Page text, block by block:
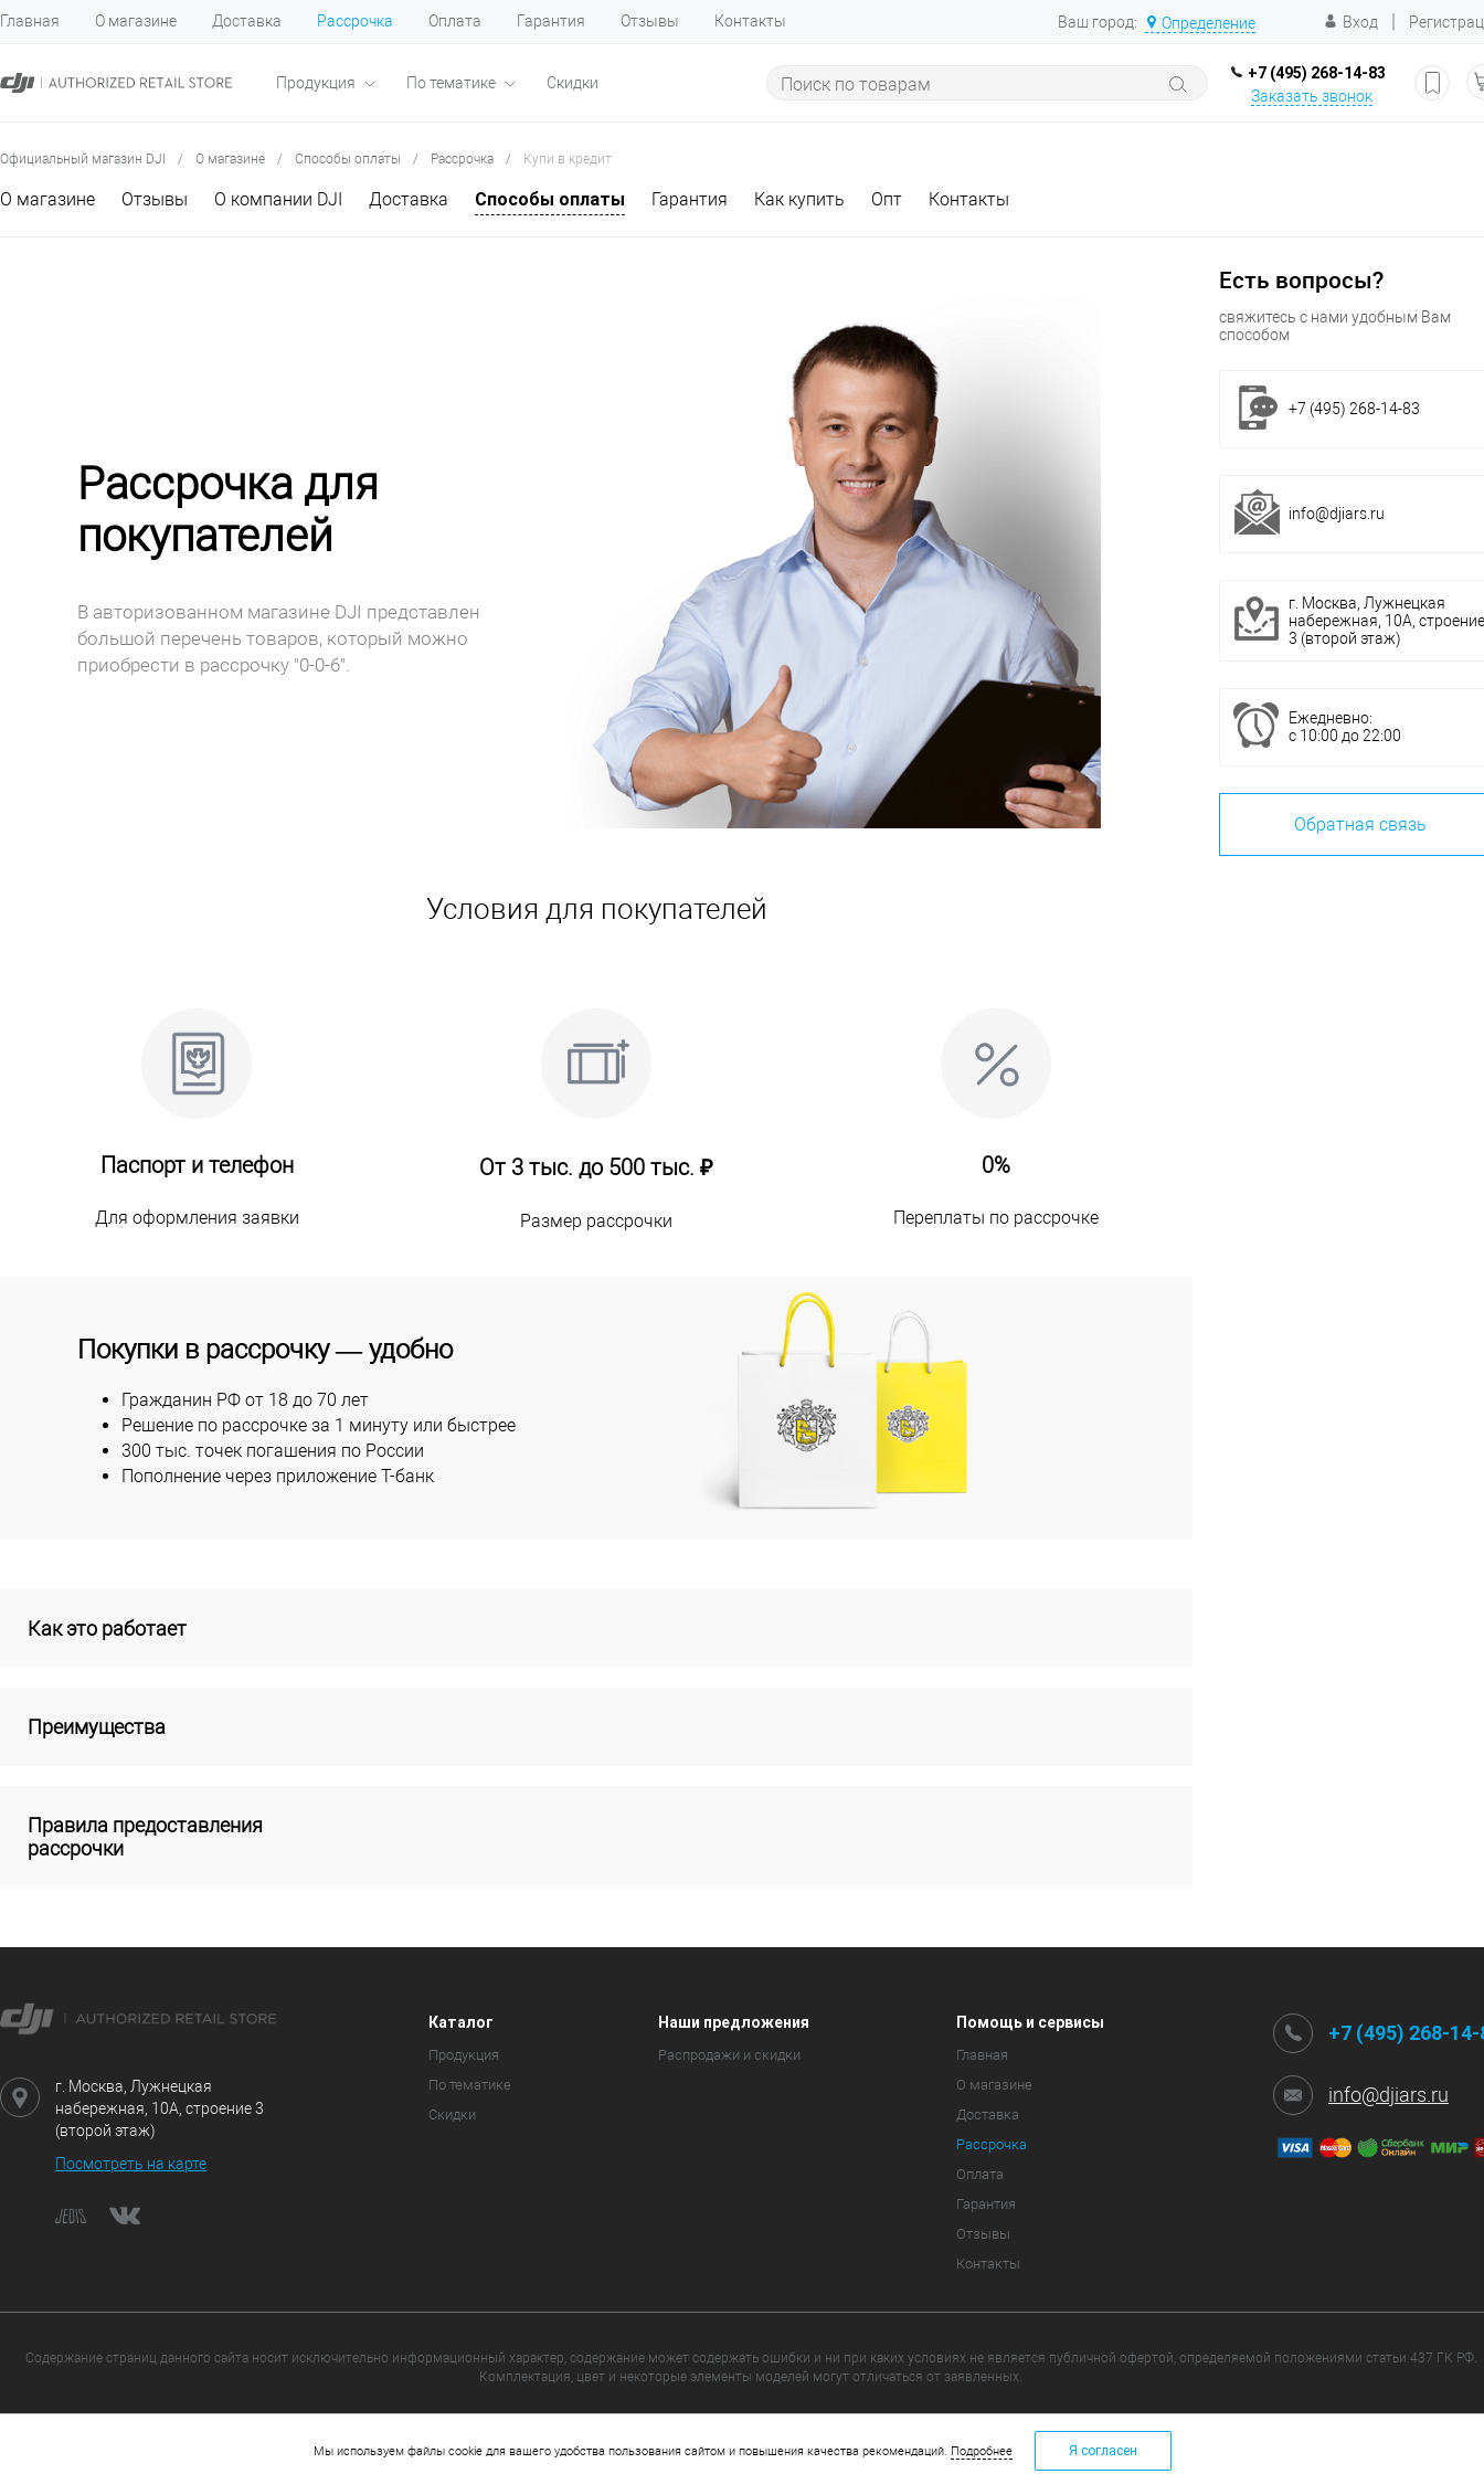
Главная О магазине Доставка Рассрочка Оплата Гарантия Отзывы Контакты Ваш город: Определение Вход |
Продукция По тематике Скидки
+7 (495) 268-14-83
Заказать звонок
Официальный магазин DJI / О магазине / Способы оплаты / Рассрочка / Купи в кредит
О магазине Отзывы О компании DJI Доставка Способы оплаты Гарантия Как купить Опт Контакты
Рассрочка для
покупателей
В авторизованном магазине DJI представлен
большой перечень товаров, который можно
приобрести в рассрочку "0-0-6".
Условия для покупателей
Паспорт и телефон
Для оформления заявки
От 3 тыс. до 500 тыс. ₽
Размер рассрочки
0%
Переплаты по рассрочке
Покупки в рассрочку — удобно
Гражданин РФ от 18 до 70 лет
Решение по рассрочке за 1 минуту или быстрее
300 тыс. точек погашения по России
Пополнение через приложение Т-банк
Как это работает
Преимущества
Правила предоставления
рассрочки
Есть вопросы?
свяжитесь с нами удобным Вам
способом
+7 (495) 268-14-83
info@djiars.ru
г. Москва, Лужнецкая
набережная, 10А, строение
3 (второй этаж)
Ежедневно:
с 10:00 до 22:00
Обратная связь
г. Москва, Лужнецкая
набережная, 10А, строение 3
(второй этаж)
Посмотреть на карте
Каталог
Продукция
По тематике
Скидки
Наши предложения
Распродажи и скидки
Помощь и сервисы
Главная
О магазине
Доставка
Рассрочка
Оплата
Гарантия
Отзывы
Контакты
+7 (495) 268-14-
info@djiars.ru
Содержание страниц данного сайта носит исключительно информационный характер, содержание может содержать ошибки и ни при каких условиях не является публичной офертой, определяемой положениями статьи 437 ГК РФ.
Комплектация, цвет и некоторые элементы моделей могут отличаться от заявленных.
Copyright 2026 © djiars.ru - авторизованный магазин DJI. Все права защищены.
+7 (495) 268-14-83
Мы используем файлы cookie для вашего удобства пользования сайтом и повышения качества рекомендаций. Подробнее Я согласен